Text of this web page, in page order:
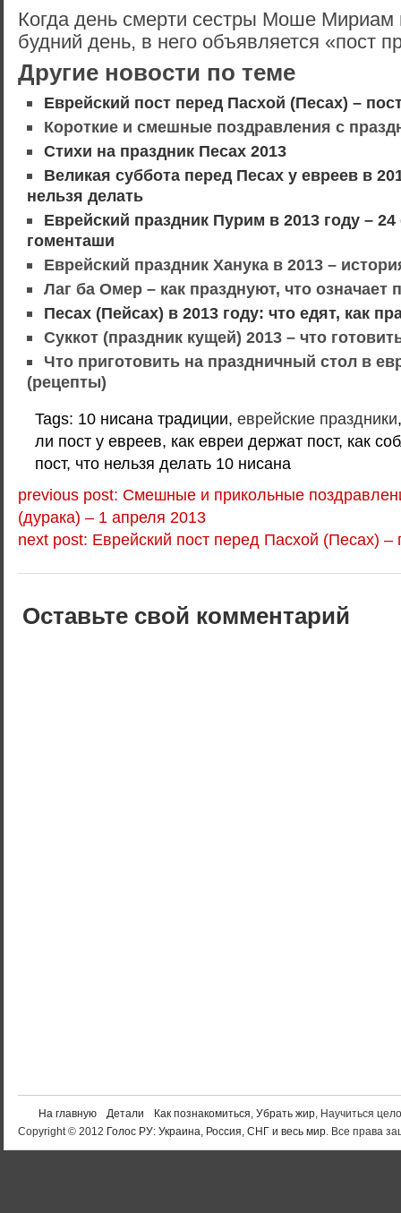
Когда день смерти сестры Моше Мириам
будний день, в него объявляется «пост
Другие новости по теме
Еврейский пост перед Пасхой (Песах) –
Короткие и смешные поздравления с
Стихи на праздник Песах 2013
Великая суббота перед Песах у евреев в
нельзя делать
Еврейский праздник Пурим в 2013 году –
гоменташи
Еврейский праздник Ханука в 2013 –
Лаг ба Омер – как празднуют, что означает
Песах (Пейсах) в 2013 году: что едят, как
Суккот (праздник кущей) 2013 – что
Что приготовить на праздничный стол в
(рецепты)
Tags: 10 нисана традиции, еврейские праздники
ли пост у евреев, как евреи держат пост, как
пост, что нельзя делать 10 нисана
previous post: Смешные и прикольные
(дурака) – 1 апреля 2013
next post: Еврейский пост перед Пасхой (Песах) –
Оставьте свой комментарий
На главную Детали Как познакомиться, Убрать жир, Научиться
Copyright © 2012 Голос РУ: Украина, Россия, СНГ и весь мир. Все права